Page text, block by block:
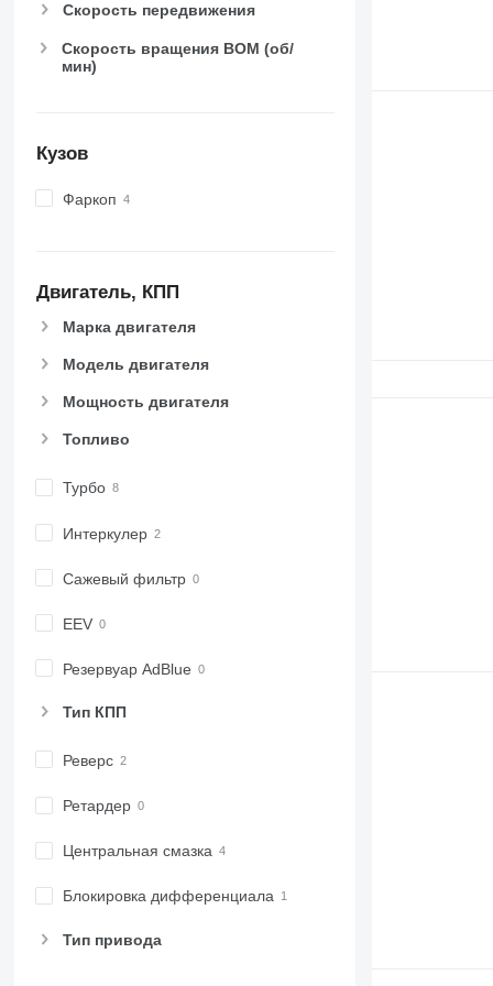
6620
6800
7215 R
7230 R
7260 R
7270 R
7310 R
7600
7710
7720
7800
7820
7920
7930
8200
8230
Скорость передвижения
Скорость вращения ВОМ (об/
мин)
Кузов
Фаркоп
Двигатель, КПП
Марка двигателя
Модель двигателя
Мощность двигателя
Топливо
Турбо
Интеркулер
Сажевый фильтр
EEV
Резервуар AdBlue
Тип КПП
Реверс
Ретардер
Центральная смазка
Блокировка дифференциала
Тип привода